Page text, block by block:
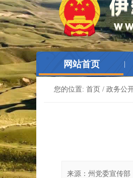
网站首页
您的位置: 首页 / 政务公
来源： 州党委宣传部